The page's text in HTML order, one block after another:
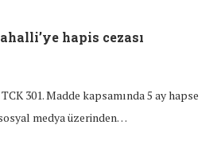
hapis cezası
301. Madde kapsamında 5 ay hapse
medya üzerinden…